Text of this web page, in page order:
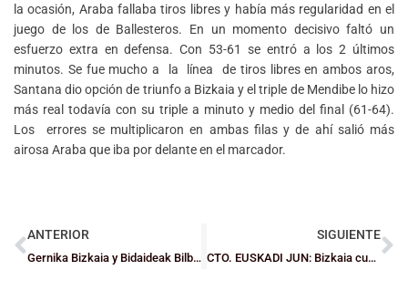
la ocasión, Araba fallaba tiros libres y había más regularidad en el
juego de los de Ballesteros. En un momento decisivo faltó un
esfuerzo extra en defensa. Con 53-61 se entró a los 2 últimos
minutos. Se fue mucho a la línea de tiros libres en ambos aros,
Santana dio opción de triunfo a Bizkaia y el triple de Mendibe lo hizo
más real todavía con su triple a minuto y medio del final (61-64).
Los errores se multiplicaron en ambas filas y de ahí salió más
airosa Araba que iba por delante en el marcador.
ANTERIOR
Gernika Bizkaia y Bidaideak Bilbao BSR, juntos en el Día Internacional de las personas con Discapacidad
SIGUIENTE
CTO. EUSKADI JUN: Bizkaia cumple ante Araba (66-54) y se la jugará con Gipuzkoa